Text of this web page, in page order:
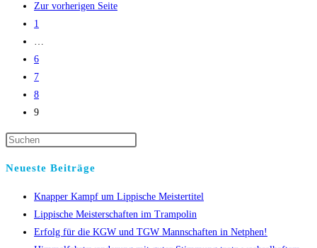
Zur vorherigen Seite
1
…
6
7
8
9
Neueste Beiträge
Knapper Kampf um Lippische Meistertitel
Lippische Meisterschaften im Trampolin
Erfolg für die KGW und TGW Mannschaften in Netphen!